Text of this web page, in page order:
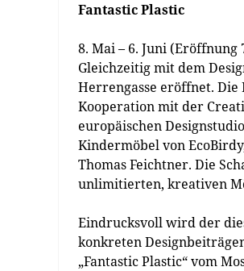
Fantastic Plastic
Mai – 6. Juni (Eröffnung
Gleichzeitig mit dem
Herrengasse eröffnet. Die
Kooperation mit der
europäischen
Kindermöbel von
Thomas Feichtner. Die
unlimitierten, kreativen
Eindrucksvoll wird der
konkreten
„Fantastic Plastic“ vom